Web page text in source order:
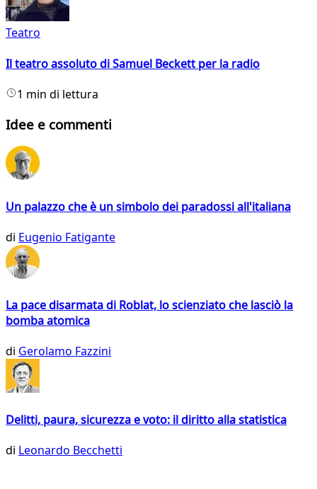
Teatro
Il teatro assoluto di Samuel Beckett per la radio
1 min di lettura
Idee e commenti
Un palazzo che è un simbolo dei paradossi all'italiana
di Eugenio Fatigante
La pace disarmata di Roblat, lo scienziato che lasciò la
bomba atomica
di Gerolamo Fazzini
Delitti, paura, sicurezza e voto: il diritto alla statistica
di Leonardo Becchetti